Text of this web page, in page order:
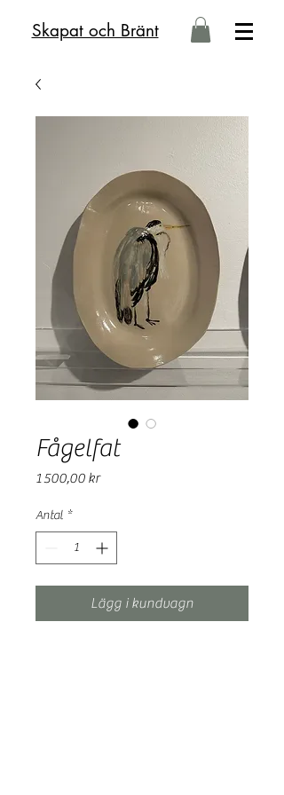
Skapat och Bränt
Fågelfat
1 500,00 krPris
Antal *
Lägg i kundvagn